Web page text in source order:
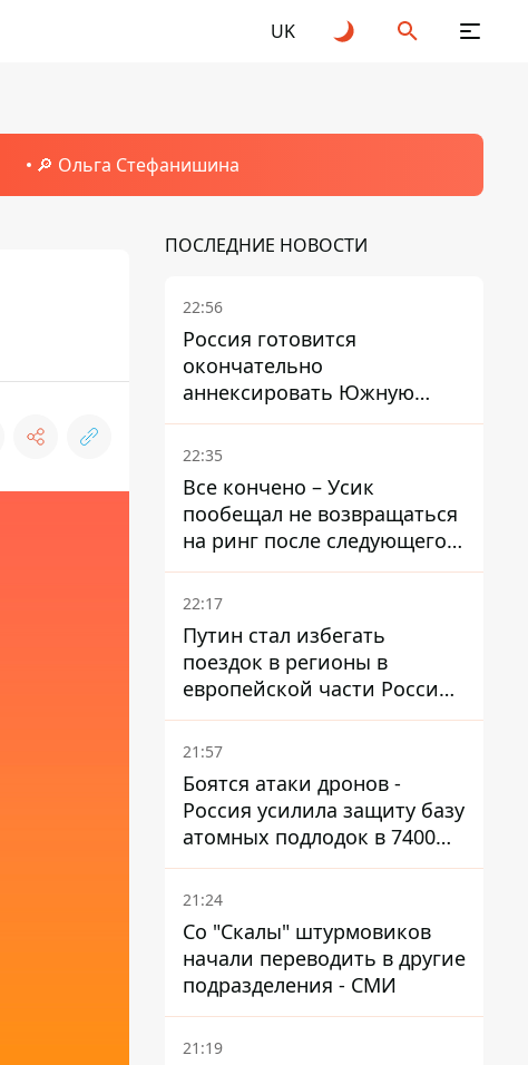
UK
🔎 Ольга Стефанишина
ПОСЛЕДНИЕ НОВОСТИ
22:56
Россия готовится
окончательно
аннексировать Южную
Осетию – страны НАТО
обеспокоены
22:35
Все кончено – Усик
пообещал не возвращаться
на ринг после следующего
боя
22:17
Путин стал избегать
поездок в регионы в
европейской части России,
куда регулярно долетают
дроны
21:57
Боятся атаки дронов -
Россия усилила защиту базу
атомных подлодок в 7400
км от Украины
21:24
Со "Скалы" штурмовиков
начали переводить в другие
подразделения - СМИ
21:19